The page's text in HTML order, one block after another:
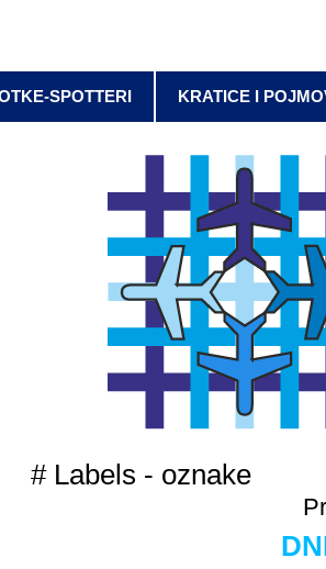
SPOTTERI KRATICE I
# Labels - oznake